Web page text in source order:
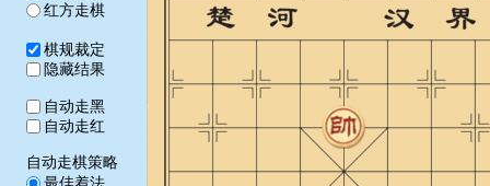
红方走棋
棋规裁定
隐藏结果
自动走黑
自动走红
自动走棋策略